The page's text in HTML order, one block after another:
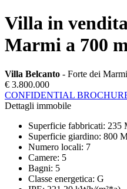
Villa in
Marmi a 700
Villa Belcanto - Forte dei
€ 3.800.000
CONFIDENTIAL
Dettagli immobile
Superficie fabbricati: 235
Superficie giardino: 800
Numero locali: 7
Camere: 5
Bagni: 5
Classe energetica: G